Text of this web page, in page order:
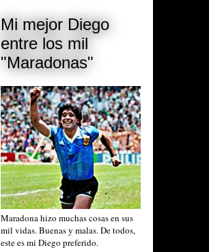
Mi mejor Diego
entre los mil
"Maradonas"
Maradona hizo muchas cosas en sus
mil vidas. Buenas y malas. De todos,
este es mi Diego preferido.